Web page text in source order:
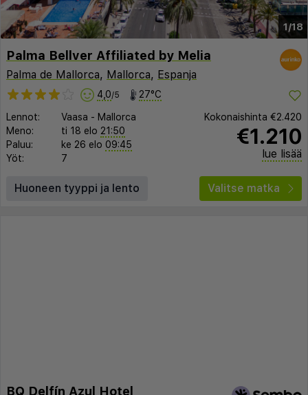
1/18
Palma Bellver Affiliated by Melia
Palma de Mallorca, Mallorca, Espanja
4,0/5 27°C
Lennot: Vaasa - Mallorca
Meno:
ti 18 elo 21:50
Paluu:
ke 26 elo 09:45
Yöt:
7
Kokonaishinta €2.420
€1.210
lue lisää
Huoneen tyyppi ja lento Valitse matka
BQ Delfín Azul Hotel